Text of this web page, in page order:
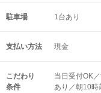
駐車場 1台あり
支払い方法 現金
こだわり
条件
当日受付OK
あり／朝10時